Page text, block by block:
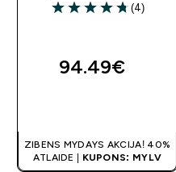
4.75 out of 5 stars
(4)
94.49€‎
ZIBENS MYDAYS AKCIJA! 40%
ATLAIDE |
KUPONS: MYLV